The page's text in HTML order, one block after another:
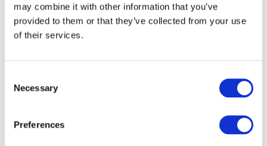
may combine it with other information that you’ve
provided to them or that they’ve collected from your use
of their services.
Selection
Necessary
Preferences
Всі заходи